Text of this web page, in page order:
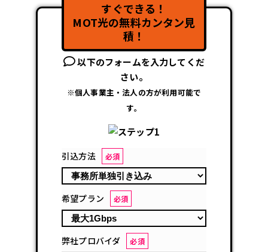
すぐできる！
MOT光の無料カンタン見
積！
以下のフォームを入力してくだ
さい。
※個人事業主・法人の方が利用可能で
す。
引込方法 必須
希望プラン 必須
弊社プロバイダ 必須